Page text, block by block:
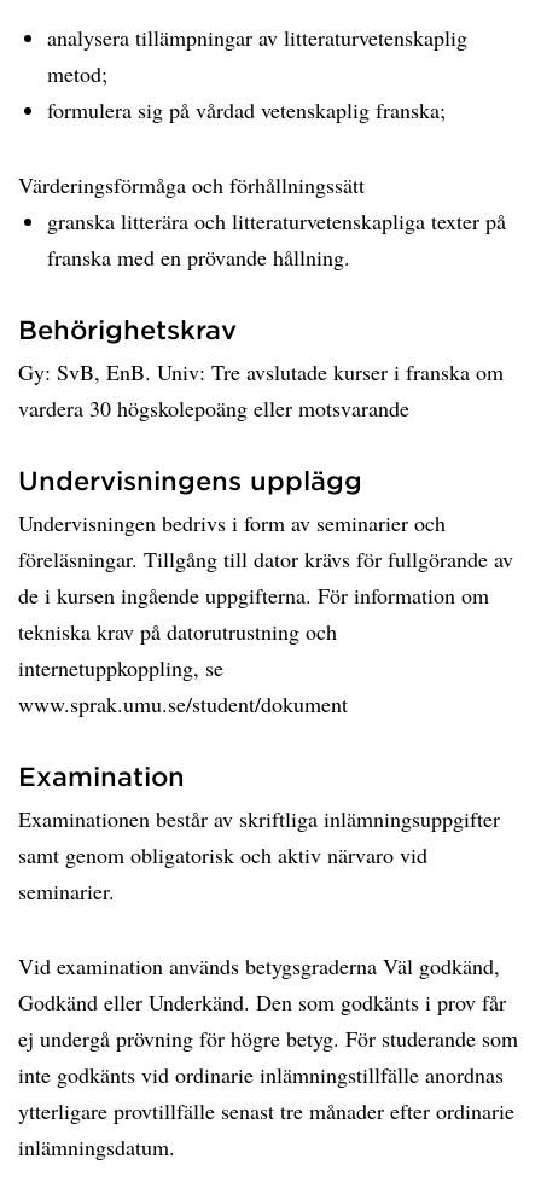
analysera tillämpningar av litteraturvetenskaplig
metod;
formulera sig på vårdad vetenskaplig franska;
Värderingsförmåga och förhållningssätt
granska litterära och litteraturvetenskapliga texter på
franska med en prövande hållning.
Behörighetskrav
Gy: SvB, EnB. Univ: Tre avslutade kurser i franska om
vardera 30 högskolepoäng eller motsvarande
Undervisningens upplägg
Undervisningen bedrivs i form av seminarier och
föreläsningar. Tillgång till dator krävs för fullgörande av
de i kursen ingående uppgifterna. För information om
tekniska krav på datorutrustning och
internetuppkoppling, se
www.sprak.umu.se/student/dokument
Examination
Examinationen består av skriftliga inlämningsuppgifter
samt genom obligatorisk och aktiv närvaro vid
seminarier.
Vid examination används betygsgraderna Väl godkänd,
Godkänd eller Underkänd. Den som godkänts i prov får
ej undergå prövning för högre betyg. För studerande som
inte godkänts vid ordinarie inlämningstillfälle anordnas
ytterligare provtillfälle senast tre månader efter ordinarie
inlämningsdatum.